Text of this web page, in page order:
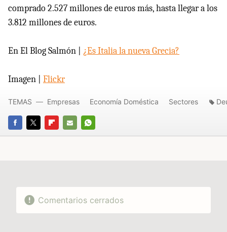
comprado 2.527 millones de euros más, hasta llegar a los
3.812 millones de euros.
En El Blog Salmón | ¿Es Italia la nueva Grecia?
Imagen | Flickr
FACEBOOK
TWITTERFLIPBOARD
E-
WHATSAPP
TEMAS Empresas Economía Doméstica Sectores
Comentarios cerrados